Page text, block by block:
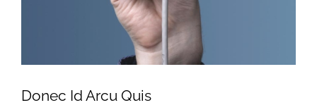
Donec Id Arcu Quis